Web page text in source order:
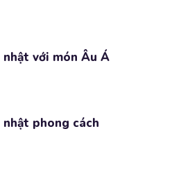
nhật với món Âu Á
nhật phong cách